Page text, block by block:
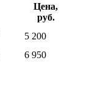
Цена,
руб.
5 200
6 950